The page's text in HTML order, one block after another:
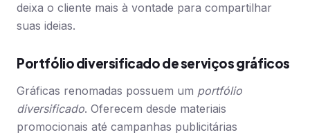
deixa o cliente mais à vontade para compartilhar
suas ideias.
Portfólio diversificado de serviços gráficos
Gráficas renomadas possuem um portfólio
diversificado. Oferecem desde materiais
promocionais até campanhas publicitárias